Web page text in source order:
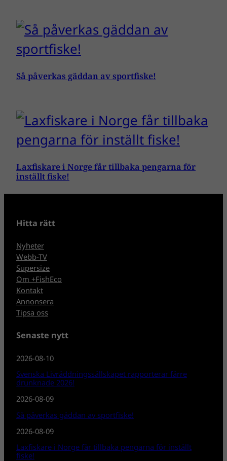
Så påverkas gäddan av sportfiske!
Laxfiskare i Norge får tillbaka pengarna för
inställt fiske!
Hitta rätt
Nyheter
Webb-TV
Supersize
Om +FishEco
Kontakt
Annonsera
Tipsa oss
Senaste nytt
2026-08-10
Svenska Livräddningssällskapet rapporterar färre
drunknade 2026!
2026-08-09
Så påverkas gäddan av sportfiske!
2026-08-09
Laxfiskare i Norge får tillbaka pengarna för inställt
fiske!